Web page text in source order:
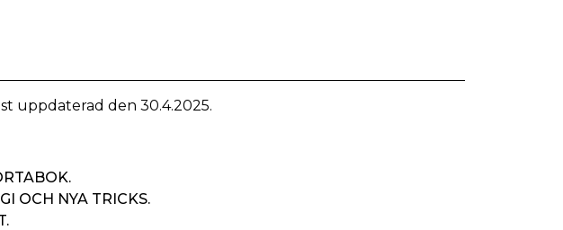
uppdaterad den 30.4.2025.
OCH NYA TRICKS.